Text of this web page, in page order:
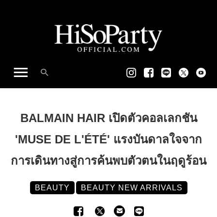
BALMAIN HAIR เปิดตัวคอลเลกชัน
'MUSE DE L'ÉTÉ' แรงบันดาลใจจาก
การเดินทางสู่การค้นพบตัวตนในฤดูร้อน
BEAUTY BEAUTY NEW ARRIVALS